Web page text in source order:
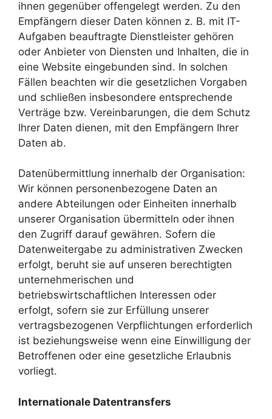
ihnen gegenüber offengelegt werden. Zu den
Empfängern dieser Daten können z. B. mit IT-
Aufgaben beauftragte Dienstleister gehören
oder Anbieter von Diensten und Inhalten, die in
eine Website eingebunden sind. In solchen
Fällen beachten wir die gesetzlichen Vorgaben
und schließen insbesondere entsprechende
Verträge bzw. Vereinbarungen, die dem Schutz
Ihrer Daten dienen, mit den Empfängern Ihrer
Daten ab.
Datenübermittlung innerhalb der Organisation:
Wir können personenbezogene Daten an
andere Abteilungen oder Einheiten innerhalb
unserer Organisation übermitteln oder ihnen
den Zugriff darauf gewähren. Sofern die
Datenweitergabe zu administrativen Zwecken
erfolgt, beruht sie auf unseren berechtigten
unternehmerischen und
betriebswirtschaftlichen Interessen oder
erfolgt, sofern sie zur Erfüllung unserer
vertragsbezogenen Verpflichtungen erforderlich
ist beziehungsweise wenn eine Einwilligung der
Betroffenen oder eine gesetzliche Erlaubnis
vorliegt.
Internationale Datentransfers